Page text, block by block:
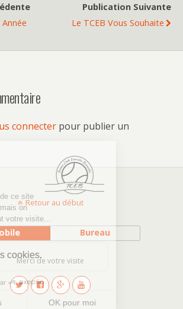
Publication Suivante
Le TCEB Vous Souhaite
connecter pour publier un
Retour au début
Bureau
Merci de votre visite